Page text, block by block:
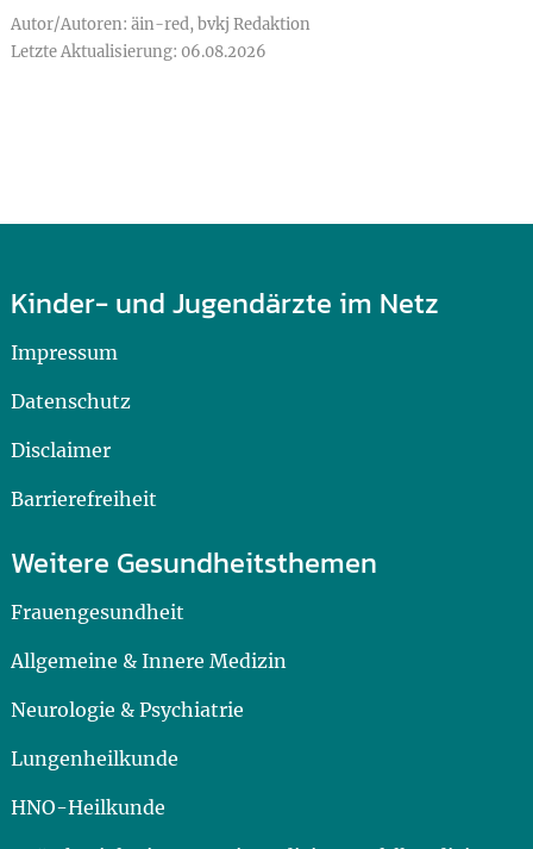
Autor/Autoren: äin-red, bvkj Redaktion
Letzte Aktualisierung: 06.08.2026
Kinder- und Jugendärzte im Netz
Impressum
Datenschutz
Disclaimer
Barrierefreiheit
Weitere Gesundheitsthemen
Frauengesundheit
Allgemeine & Innere Medizin
Neurologie & Psychiatrie
Lungenheilkunde
HNO-Heilkunde